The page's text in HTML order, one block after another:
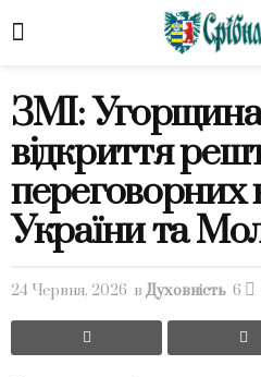
ЗМІ:
відкриття
переговорних
України та
24 Червня, 2026 в Духовність 6